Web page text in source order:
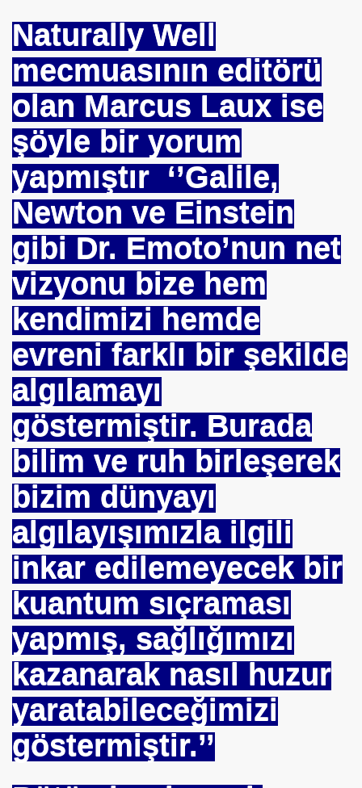
Naturally Well
mecmuasının editörü
olan Marcus Laux ise
şöyle bir yorum
yapmıştır ‘’Galile,
Newton ve Einstein
gibi Dr. Emoto’nun net
vizyonu bize hem
kendimizi hemde
evreni farklı bir şekilde
algılamayı
göstermiştir. Burada
bilim ve ruh birleşerek
bizim dünyayı
algılayışımızla ilgili
inkar edilemeyecek bir
kuantum sıçraması
yapmış, sağlığımızı
kazanarak nasıl huzur
yaratabileceğimizi
göstermiştir.’’
BANKALAR.= UYGULANMIŞ ÇARE
BÜROKRASİSİ
Bulunan sır. Mühendis Hikmet TOPLU
ABD.
GÖKOĞLU
.DR UMUT YILDIZ
Hainini Yetiştiren Ülke Yoktur
Tarihi Eserleri Koruma ve Araştırma Derneği . İSTED
NASIL kazanabilirim
BAĞIŞ YAPTI
PURSA
OLURMU .PROF.DR.ONUR HAMZAOĞLU
ÖLÜYOR
BELİRLİ ELLERDE TOPLANMAMALI
MÜSLÜMANLAR